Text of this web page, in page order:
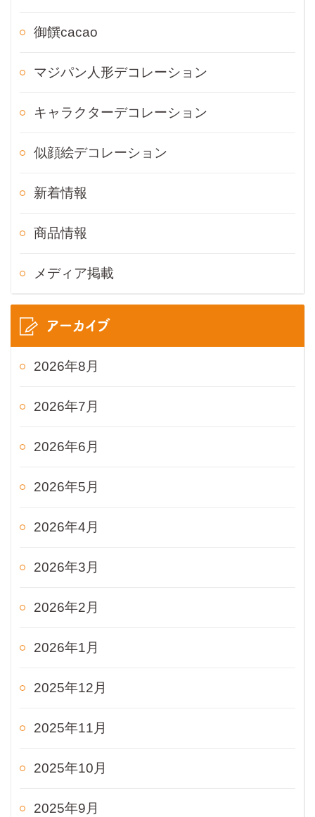
御饌cacao
マジパン人形デコレーション
キャラクターデコレーション
似顔絵デコレーション
新着情報
商品情報
メディア掲載
アーカイブ
2026年8月
2026年7月
2026年6月
2026年5月
2026年4月
2026年3月
2026年2月
2026年1月
2025年12月
2025年11月
2025年10月
2025年9月